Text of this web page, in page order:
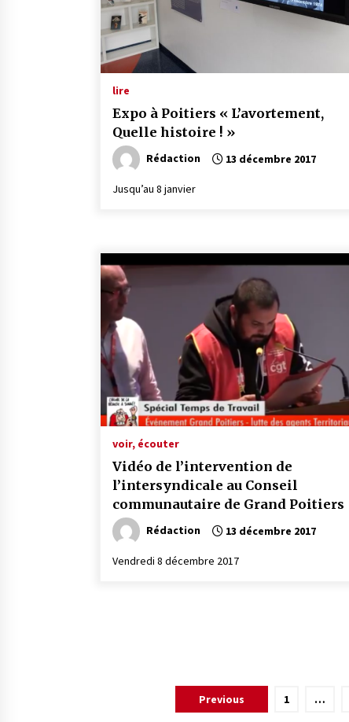
lire
Expo à Poitiers « L’avortement,
Quelle histoire ! »
Rédaction 13 décembre 2017
Jusqu’au 8 janvier
voir, écouter
Vidéo de l’intervention de
l’intersyndicale au Conseil
communautaire de Grand Poitiers
Rédaction 13 décembre 2017
Vendredi 8 décembre 2017
Previous 1 …